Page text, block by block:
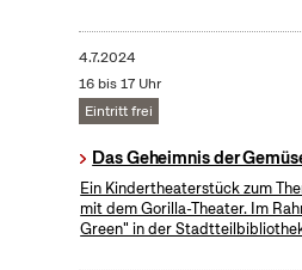
4.7.2024
16 bis 17 Uhr
Eintritt frei
Das Geheimnis der
Ein Kindertheaterstück zum
mit dem Gorilla-Theater. Im
Green" in der